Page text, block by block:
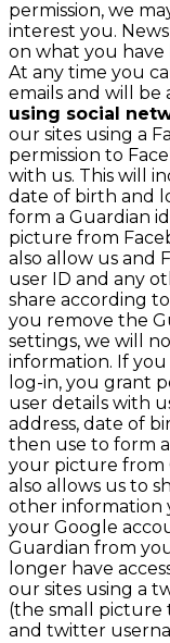
permission, we
interest you.
on what you
At any time you
emails and will be
using social
our sites using a
permission to
with us. This will
date of birth and
form a Guardian
picture from
also allow us and
user ID and any
share according
you remove the
settings, we will
information. If
log-in, you grant
user details with
address, date of
then use to form
your picture from
also allows us to
other information
your Google
Guardian from
longer have
our sites using a
(the small picture
and twitter